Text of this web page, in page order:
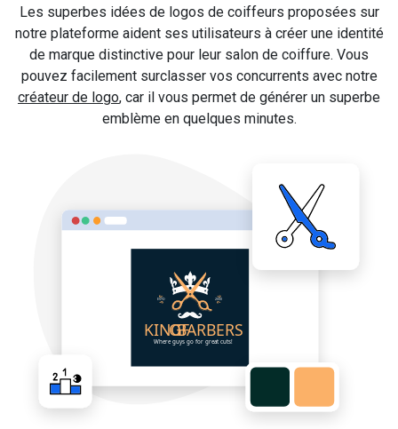
Les superbes idées de logos de coiffeurs proposées sur
notre plateforme aident ses utilisateurs à créer une identité
de marque distinctive pour leur salon de coiffure. Vous
pouvez facilement surclasser vos concurrents avec notre
créateur de logo, car il vous permet de générer un superbe
emblème en quelques minutes.